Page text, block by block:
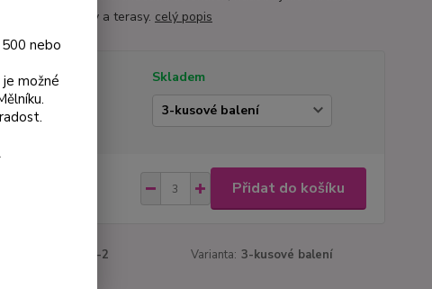
na balkony a terasy. celý popis
Dostupnost
Skladem
Varianta
Přidat do košíku
171-2 Varianta: 3-kusové balení
nebo
možné